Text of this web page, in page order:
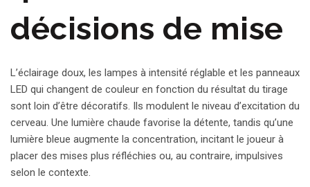
décisions de mise
L’éclairage doux, les lampes à intensité réglable et les panneaux
LED qui changent de couleur en fonction du résultat du tirage
sont loin d’être décoratifs. Ils modulent le niveau d’excitation du
cerveau. Une lumière chaude favorise la détente, tandis qu’une
lumière bleue augmente la concentration, incitant le joueur à
placer des mises plus réfléchies ou, au contraire, impulsives
selon le contexte.